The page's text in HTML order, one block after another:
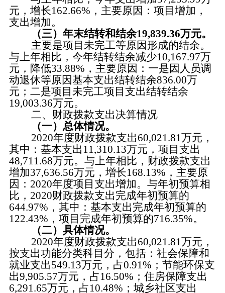
元，增长162.66%，主要原因： 项目增加，
支出增加。
（三）年末结转和结余19,839.36万元。
主要是项目未完工等原因形成的结余。
与上年相比，今年结转结余减少10,167.97万
元，降低33.88%， 主要原因：一是因人员调
动退休等原因基本支出结转结余836.00万
元 ；二是项目未完工项目支出结转结余
19,003.36万元。
二、财政拨款支出决算情况
（一）总体情况。
2020年度财政拨款支出60,021.81万元，
其中：基本支出 11,310.13万元，项目支出
48,711.68万元。与上年相比，财政拨款支出
增加37,636.56万元，增长168.13%， 主要原
因： 2020年度项目支出增加。与年初预算相
比， 2020财政拨款支出完成年初预算的
644.97%，其中：基本支出完成年初预算的
122.43%，项目完成年初预算的716.35%。
（二）具体情况。
2020年度财政拨款支出60,021.81万元，
按支出功能分类科目分，包括：社会保障和
就业支出549.13万元，占0.91%；节能环保支
出9,905.57万元，占16.50%；住房保障支出
6,291.65万元，占10.48%； 城乡社区支出